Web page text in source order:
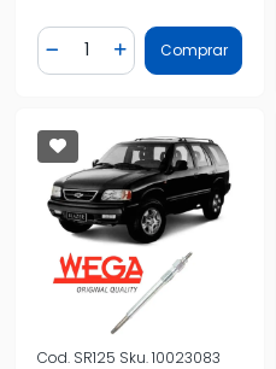
Diminuir Quantidade
Quantidade
Adicionar Quantidade
Comprar
Cod. SR125 Sku.10023083